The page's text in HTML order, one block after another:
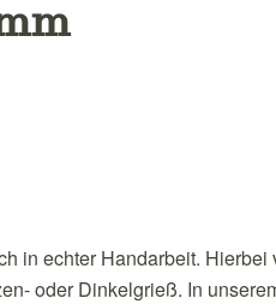
in echter Handarbeit.
oder Dinkelgrieß. In